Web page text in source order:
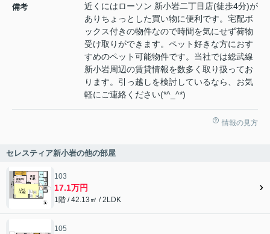
備考
近くにはローソン 新小岩二丁目店(徒歩4分)が
ありちょっとした買い物に便利です。宅配ボ
ックス付きの物件なので時間を気にせず荷物
受け取りができます。ペット好きな方におす
すめのペット可能物件です。当社では総武線
新小岩周辺の賃貸情報を数多く取り扱ってお
ります。引っ越しを検討しているなら、お気
軽にご連絡ください(*^_^*)
情報の見方
セレスティア新小岩の他の部屋
103
17.1万円
1階 / 42.13㎡ / 2LDK
105